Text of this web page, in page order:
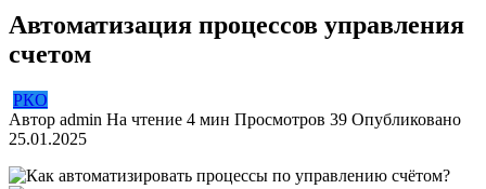
Автоматизация процессов управления
счетом
РКО
Автор admin На чтение 4 мин Просмотров 39 Опубликовано
25.01.2025